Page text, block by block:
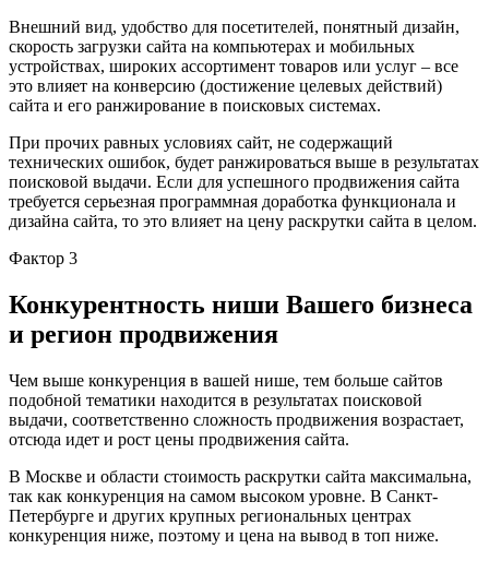
Внешний вид, удобство для посетителей, понятный дизайн,
скорость загрузки сайта на компьютерах и мобильных
устройствах, широких ассортимент товаров или услуг – все
это влияет на конверсию (достижение целевых действий)
сайта и его ранжирование в поисковых системах.
При прочих равных условиях сайт, не содержащий
технических ошибок, будет ранжироваться выше в результатах
поисковой выдачи. Если для успешного продвижения сайта
требуется серьезная программная доработка функционала и
дизайна сайта, то это влияет на цену раскрутки сайта в целом.
Фактор 3
Конкурентность ниши Вашего бизнеса
и регион продвижения
Чем выше конкуренция в вашей нише, тем больше сайтов
подобной тематики находится в результатах поисковой
выдачи, соответственно сложность продвижения возрастает,
отсюда идет и рост цены продвижения сайта.
В Москве и области стоимость раскрутки сайта максимальна,
так как конкуренция на самом высоком уровне. В Санкт-
Петербурге и других крупных региональных центрах
конкуренция ниже, поэтому и цена на вывод в топ ниже.